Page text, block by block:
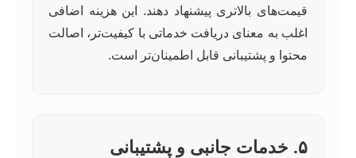
قیمت‌های بالاتری پیشنهاد دهند. این هزینه اضافی
اغلب به معنای دریافت خدماتی با کیفیت‌تر، اصالت
محتوا و پشتیبانی قابل اطمینان‌تر است.
۵. خدمات جانبی و پشتیبانی